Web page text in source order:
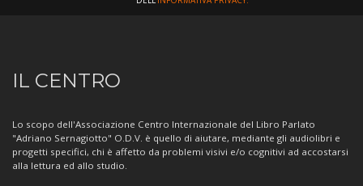
Informazioni
sul
Centro
IL CENTRO
Lo scopo dell'Associazione Centro Internazionale del Libro Parlato
"Adriano Sernagiotto" O.D.V. è quello di aiutare, mediante gli audiolibri e
progetti specifici, chi è affetto da problemi visivi e/o cognitivi ad accostarsi
alla lettura ed allo studio.